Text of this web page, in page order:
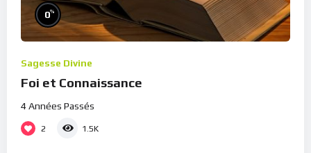
0%
Sagesse Divine
Foi et Connaissance
4 Années Passés
2 1.5K